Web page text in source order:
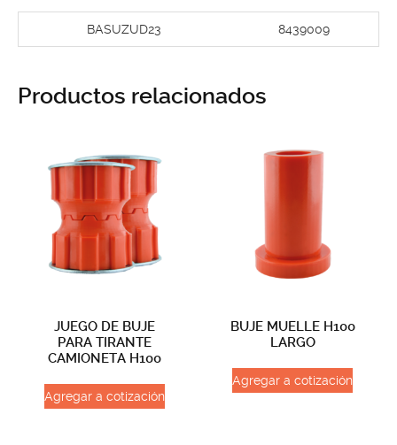
BASUZUD23 8439009
Productos relacionados
JUEGO DE BUJE
PARA TIRANTE
CAMIONETA H100
Agregar a cotización
BUJE MUELLE H100
LARGO
Agregar a cotización